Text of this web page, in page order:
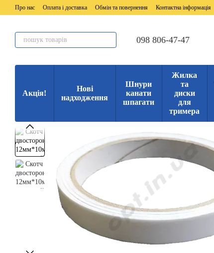
Перейти до основного контенту
Про нас Оплата і доставка Обмін та повернення Контактна інформація
098 806-47-47
Акція!
Нові
надходження
Шнури
канати
шпагати
Жилка
та
диски
для
тримера